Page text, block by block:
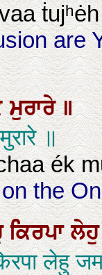
are
ਮੁਰਾਰੇ॥
॥
ék
the
ਕਿਰਪਾ
लेहु